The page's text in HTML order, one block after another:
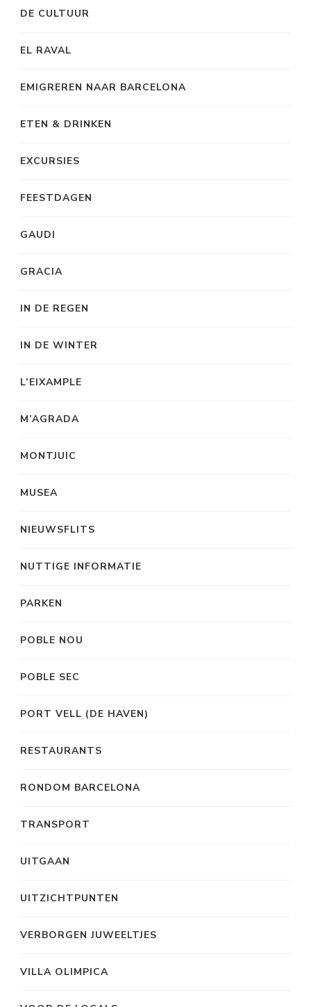
DE CULTUUR
EL RAVAL
EMIGREREN NAAR BARCELONA
ETEN & DRINKEN
EXCURSIES
FEESTDAGEN
GAUDI
GRACIA
IN DE REGEN
IN DE WINTER
L’EIXAMPLE
M’AGRADA
MONTJUIC
MUSEA
NIEUWSFLITS
NUTTIGE INFORMATIE
PARKEN
POBLE NOU
POBLE SEC
PORT VELL (DE HAVEN)
RESTAURANTS
RONDOM BARCELONA
TRANSPORT
UITGAAN
UITZICHTPUNTEN
VERBORGEN JUWEELTJES
VILLA OLIMPICA